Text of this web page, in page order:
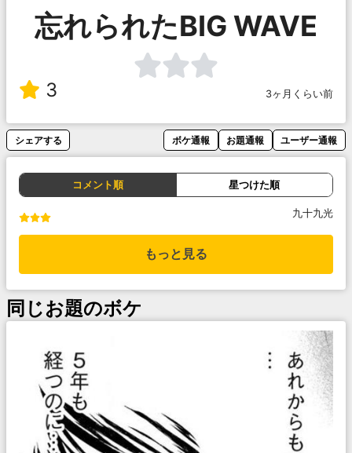
忘れられたBIG WAVE
3 3ヶ月くらい前
シェアする ボケ通報 お題通報 ユーザー通報
コメント順 星つけた順
九十九光
もっと見る
同じお題のボケ